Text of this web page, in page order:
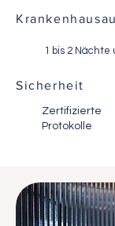
1 bis 2
Sicherheit
Zertifizierte
Protokolle